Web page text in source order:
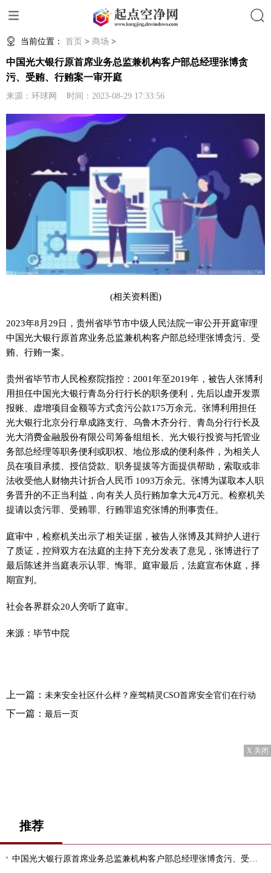
当前位置： 首页 > 商场 >
中国光大银行原首席业务总监兼机构客户部总经理张博贪
污、受贿、行贿案一审开庭
来源：环球网 时间：2023-08-29 17:33:56
(相关资料图)
2023年8月29日，贵州省毕节市中级人民法院一审公开开庭审理
中国光大银行原首席业务总监兼机构客户部总经理张博贪污、受
贿、行贿一案。
贵州省毕节市人民检察院指控：2001年至2019年，被告人张博利
用担任中国光大银行青岛分行行长的职务便利，先后以虚开发票
报账、虚增项目金额等方式贪污公款175万余元。张博利用担任
光大银行北京分行阜成路支行、乌鲁木齐分行、青岛分行行长及
光大消费金融股份有限公司筹备组组长、光大银行投资与托管业
务部总经理等职务便利或职权、地位形成的便利条件，为相关人
员在项目承揽、授信贷款、职务提拔等方面提供帮助，索取或非
法收受他人财物共计折合人民币 1093万余元。张博为谋取本人职
务晋升的不正当利益，向有关人员行贿加拿大元4万元。检察机关
提请以贪污罪、受贿罪、行贿罪追究张博的刑事责任。
庭审中，检察机关出示了相关证据，被告人张博及其辩护人进行
了质证，控辩双方在法庭的主持下充分发表了意见，张博进行了
最后陈述并当庭表示认罪、悔罪。庭审最后，法庭宣布休庭，择
期宣判。
社会各界群众20人旁听了庭审。
来源：毕节中院
上一篇： 未来安全社区什么样？座驾精灵CSO首席安全官们在行动
下一篇： 最后一页
X 关闭
推荐
中国光大银行原首席业务总监兼机构客户部总经理张博贪污、受贿、行贿案一审开庭